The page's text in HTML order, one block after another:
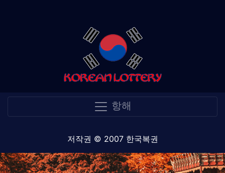
항해
저작권 © 2007 한국복권